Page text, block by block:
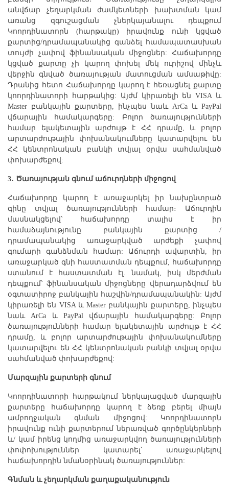
անվճար չեղարկման ժամկետների խախտման կամ
առանց զգուշացման չներկայանալու դեպքում
Կոորդինատորն (հարթակը) իրավունք ունի կցված
քարտից/դրամապանակից գանձել համապատասխան
տույժի չափով ֆինանսական միջոցներ: Հաճախորդը
կցված քարտը չի կարող փոխել մեկ ուրիշով մինչև
վերջին գնված ծառայության մատուցման ամսաթիվը:
Դրանից հետո Հաճախորդը կարող է հեռացնել քարտը
կոորդինատորի հարթակից: Այժմ կիրառելի են VISA և
Master բանկային քարտերը, ինչպես նաև ArCa և PayPal
վճարային համակարգերը: Բոլոր ծառայությունների
համար ելակետային արժույթ է ՀՀ դրամը, և բոլոր
արտարժութային փոխանակումները կատարվելու են
ՀՀ կենտրոնական բանկի տվյալ օրվա սահմանված
փոխարժեքով:
3․ Ծառայության գնում աճուրդների միջոցով
Հաճախորդը կարող է առաջարկել իր նախընտրած
գինը տվյալ ծառայությունների համար։ Աճուրդին
մասնակցելով՝ հաճախորդը տալիս է իր
համաձայնությունը բանկային քարտից /
դրամապանակից առաջարկված արժեքի չափով
գումարի գանձնման համար: Աճուրդի ավարտին, իր
առաջարկած գնի հաստատման դեպքում, հաճախորդը
ստանում է հաստատման էլ. նամակ, իսկ մերժման
դեպքում՝ ֆինանսական միջոցները վերադարձվում են
օգտատիրոջ բանկային հաշվին/դրամապանակին: Այժմ
կիրառելի են VISA և Master բանկային քարտերը, ինչպես
նաև ArCa և PayPal վճարային համակարգերը: Բոլոր
ծառայությունների համար ելակետային արժույթ է ՀՀ
դրամը, և բոլոր արտարժութային փոխանակումները
կատարվելու են ՀՀ կենտրոնական բանկի տվյալ օրվա
սահմանված փոխարժեքով:
Մարզային քարտերի գնում
Կոորդինատորի հարթակում ներկայացված մարզային
քարտերը հաճախորդը կարող է ձեռք բերել միայն
ամբողջական գնման միջոցով: Կոորդինատորն
իրավունք ունի քարտերում ներառված գործընկերների
և/ կամ իրենց կողմից առաջարկվող ծառայությունների
փոփոխություններ կատարել՝ առաջարկելով
հաճախորդին նմանօրինակ ծառայություններ:
Գնման և չեղարկման քաղաքականություն